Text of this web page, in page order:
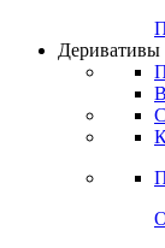
Деривативы